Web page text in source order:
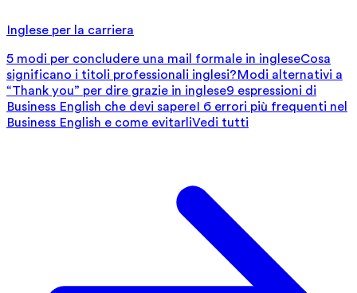
Inglese per la carriera
5 modi per concludere una mail formale in ingleseCosa
significano i titoli professionali inglesi?Modi alternativi a
“Thank you” per dire grazie in inglese9 espressioni di
Business English che devi sapereI 6 errori più frequenti nel
Business English e come evitarliVedi tutti